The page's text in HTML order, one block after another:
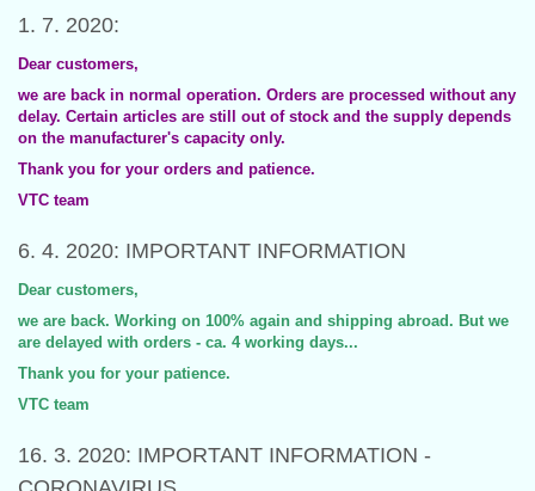
1. 7. 2020:
Dear customers,
we are back in normal operation. Orders are processed without any
delay. Certain articles are still out of stock and the supply depends
on the manufacturer's capacity only.
Thank you for your orders and patience.
VTC team
6. 4. 2020: IMPORTANT INFORMATION
Dear customers,
we are back. Working on 100% again and shipping abroad. But we
are delayed with orders - ca. 4 working days...
Thank you for your patience.
VTC team
16. 3. 2020: IMPORTANT INFORMATION -